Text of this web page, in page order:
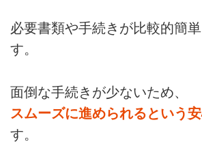
必要書類や手続きが比較的簡
す。
面倒な手続きが少ないため、
スムーズに進められるという
す。